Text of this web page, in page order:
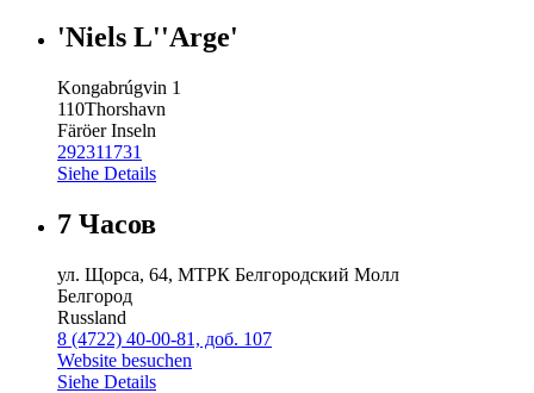
'Niels L''Arge'
Kongabrúgvin 1
110Thorshavn
Färöer Inseln
292311731
Siehe Details
7 Часов
ул. Щорса, 64, МТРК Белгородский Молл
Белгород
Russland
8 (4722) 40-00-81, доб. 107
Website besuchen
Siehe Details